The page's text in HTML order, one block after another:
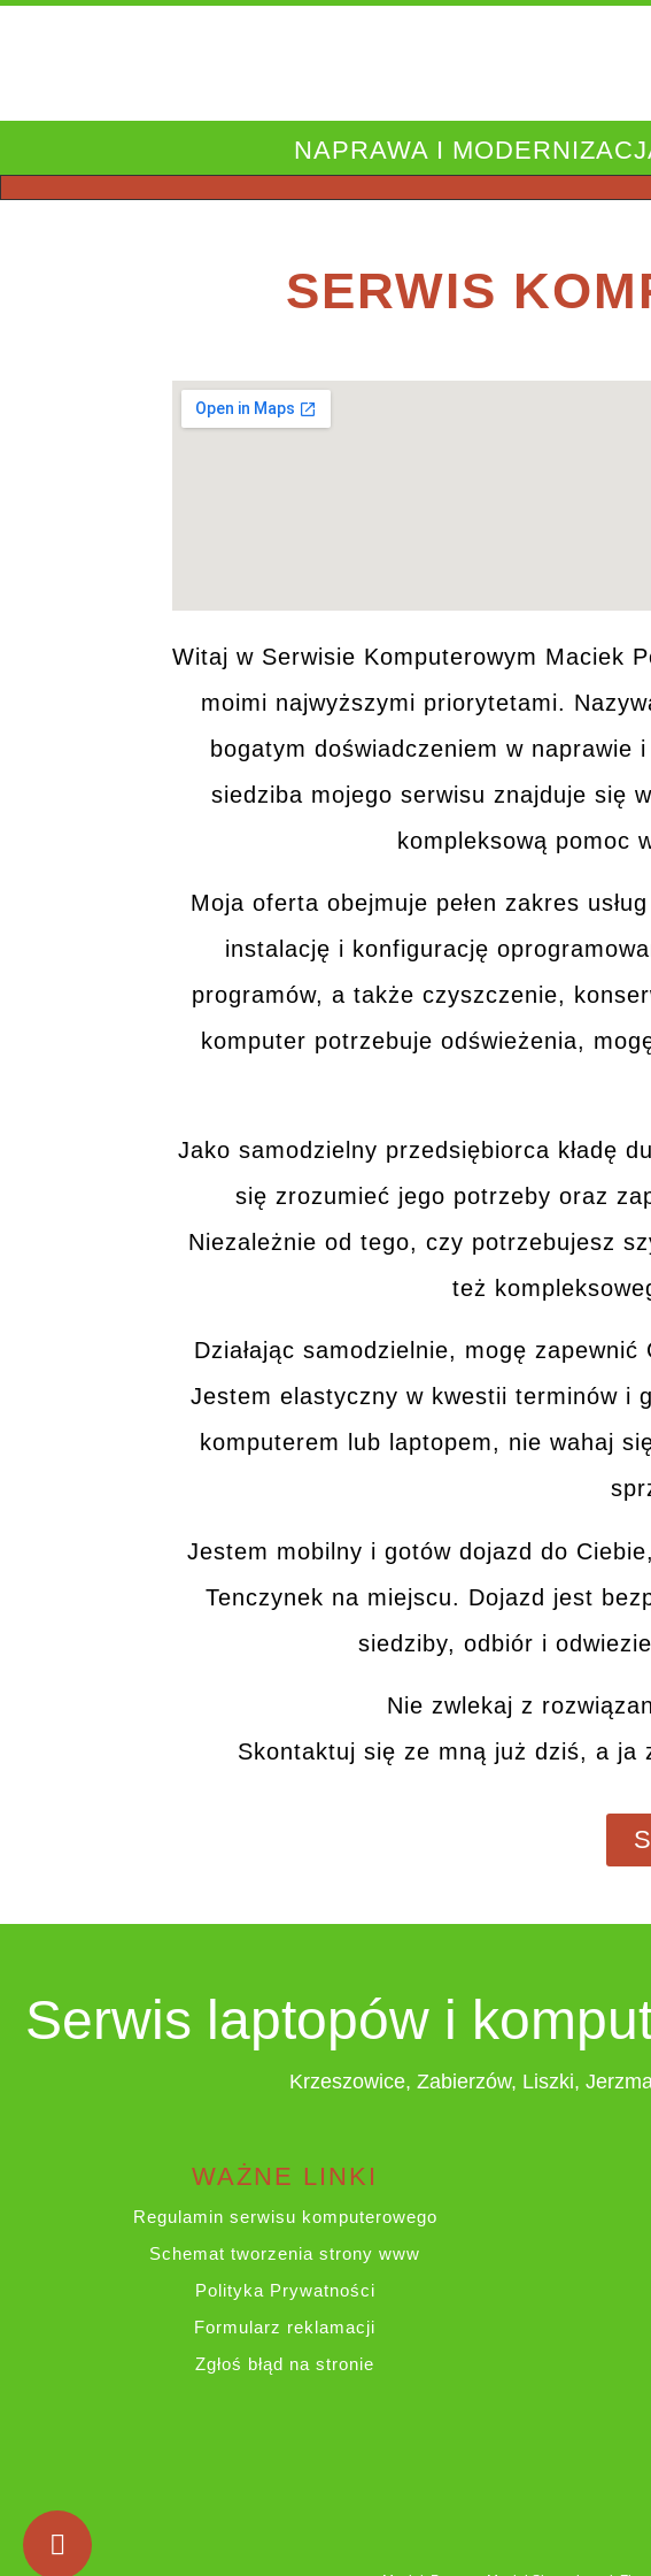
NAPRAWA I
SERWIS
Witaj w Serwisie Komputerowym Maciek
moimi najwyższymi priorytetami.
bogatym doświadczeniem w naprawie
siedziba mojego serwisu znajduje się
kompleksową pomoc
Moja oferta obejmuje pełen zakres
instalację i konfigurację
programów, a także czyszczenie,
komputer potrzebuje odświeżenia,
Jako samodzielny przedsiębiorca kładę
się zrozumieć jego potrzeby oraz
Niezależnie od tego, czy potrzebujesz
też
Działając samodzielnie, mogę zapewnić
Jestem elastyczny w kwestii terminów i
komputerem lub laptopem, nie wahaj
Jestem mobilny i gotów dojazd do
Tenczynek na miejscu. Dojazd jest
siedziby, odbiór i
Nie zwlekaj z
Skontaktuj się ze mną już dziś, a ja
Serwis laptopów i
Krzeszowice, Zabierzów, Liszki,
WAŻNE LINKI
Regulamin serwisu komputerowego
Schemat tworzenia strony www
Polityka Prywatności
Formularz reklamacji
Zgłoś błąd na stronie